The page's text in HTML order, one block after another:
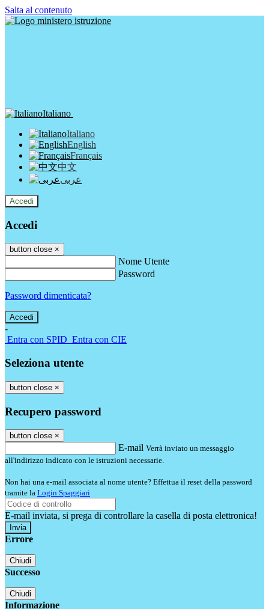
Salta al contenuto
Italiano
Italiano
English
Français
中文
عربى
Accedi
Accedi
button close ×
Nome Utente
Password
Password dimenticata?
-
Entra con SPID Entra con CIE
Seleziona utente
button close ×
Recupero password
button close ×
E-mail Verrà inviato un messaggio
all'indirizzo indicato con le istruzioni necessarie.
Non hai una e-mail associata al nome utente? Effettua il reset della password
tramite la Login Spaggiari
E-mail inviata, si prega di controllare la casella di posta elettronica!
Errore
Chiudi
Successo
Chiudi
Informazione